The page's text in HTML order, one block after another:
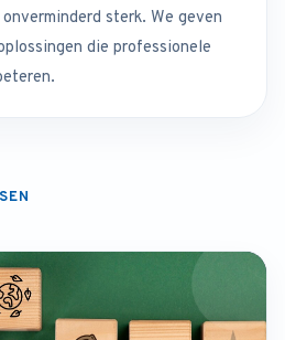
sterk. We geven
die professionele